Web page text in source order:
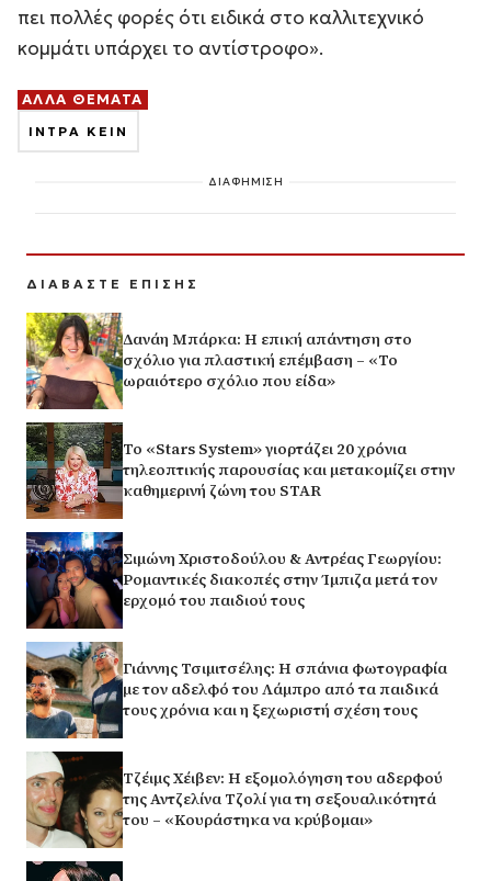
πει πολλές φορές ότι ειδικά στο καλλιτεχνικό
κομμάτι υπάρχει το αντίστροφο».
ΑΛΛΑ ΘΕΜΑΤΑ
ΙΝΤΡΑ ΚΕΙΝ
ΔΙΑΦΗΜΙΣΗ
ΔΙΑΒΑΣΤΕ ΕΠΙΣΗΣ
Δανάη Μπάρκα: Η επική απάντηση στο
σχόλιο για πλαστική επέμβαση – «Το
ωραιότερο σχόλιο που είδα»
Το «Stars System» γιορτάζει 20 χρόνια
τηλεοπτικής παρουσίας και μετακομίζει στην
καθημερινή ζώνη του STAR
Σιμώνη Χριστοδούλου & Αντρέας Γεωργίου:
Ρομαντικές διακοπές στην Ίμπιζα μετά τον
ερχομό του παιδιού τους
Γιάννης Τσιμιτσέλης: Η σπάνια φωτογραφία
με τον αδελφό του Λάμπρο από τα παιδικά
τους χρόνια και η ξεχωριστή σχέση τους
Τζέιμς Χέιβεν: Η εξομολόγηση του αδερφού
της Αντζελίνα Τζολί για τη σεξουαλικότητά
του – «Κουράστηκα να κρύβομαι»